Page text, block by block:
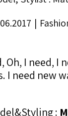
|
I need, I
I need new
: